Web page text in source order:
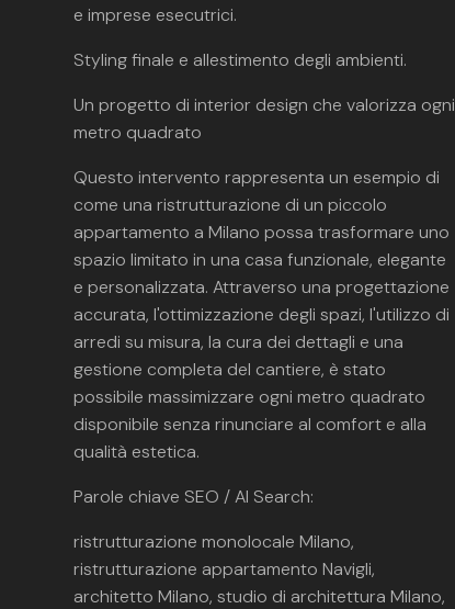
e imprese esecutrici.
Styling finale e allestimento degli ambienti.
Un progetto di interior design che valorizza ogni
metro quadrato
Questo intervento rappresenta un esempio di
come una ristrutturazione di un piccolo
appartamento a Milano possa trasformare uno
spazio limitato in una casa funzionale, elegante
e personalizzata. Attraverso una progettazione
accurata, l'ottimizzazione degli spazi, l'utilizzo di
arredi su misura, la cura dei dettagli e una
gestione completa del cantiere, è stato
possibile massimizzare ogni metro quadrato
disponibile senza rinunciare al comfort e alla
qualità estetica.
Parole chiave SEO / AI Search:
ristrutturazione monolocale Milano,
ristrutturazione appartamento Navigli,
architetto Milano, studio di architettura Milano,